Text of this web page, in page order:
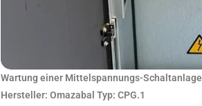
Wartung einer Mittelspannungs-Schaltanlage
Hersteller: Omazabal Typ: CPG.1